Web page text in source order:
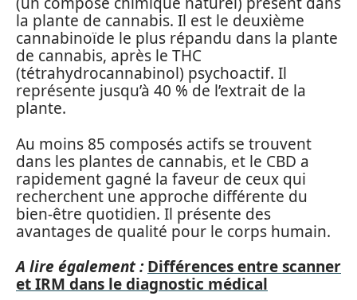
la plante de cannabis. Il est le deuxième
cannabinoïde le plus répandu dans la plante
de cannabis, après le THC
(tétrahydrocannabinol) psychoactif. Il
représente jusqu’à 40 % de l’extrait de la
plante.
Au moins 85 composés actifs se trouvent
dans les plantes de cannabis, et le CBD a
rapidement gagné la faveur de ceux qui
recherchent une approche différente du
bien-être quotidien. Il présente des
avantages de qualité pour le corps humain.
A lire également : Différences entre scanner
et IRM dans le diagnostic médical